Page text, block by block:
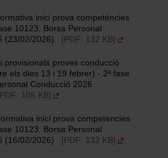
inici prova competències
10123, Borsa Personal
(23/02/2026)
[PDF: 132 KB]
provisionals proves conducció
els dies 13 i 19 febrer) - 2ª fase
Conducció 2026
105 KB]
inici prova competències
10123, Borsa Personal
(16/02/2026)
[PDF: 132 KB]